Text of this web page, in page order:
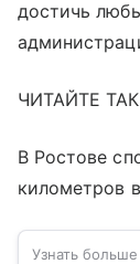
достичь
ЧИТАЙТЕ
В Ростове
километров
Узнать